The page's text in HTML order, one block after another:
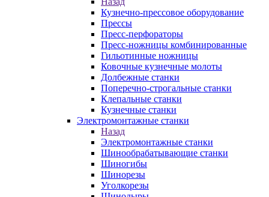
Кузнечно-прессовое оборудование
Прессы
Пресс-перфораторы
Пресс-ножницы комбинированные
Гильотинные ножницы
Ковочные кузнечные молоты
Долбежные станки
Поперечно-строгальные станки
Клепальные станки
Кузнечные станки
Электромонтажные станки
Назад
Электромонтажные станки
Шинообрабатывающие станки
Шиногибы
Шинорезы
Уголкорезы